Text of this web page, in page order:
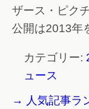
ザース・ピク
公開は2013年
カテゴリー:
ュース
→ 人気記事ラ